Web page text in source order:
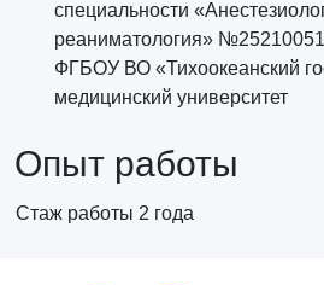
специальности
реаниматология»
ФГБОУ ВО «Тихоокеанский
медицинский университет
Опыт работы
Стаж работы 2 года